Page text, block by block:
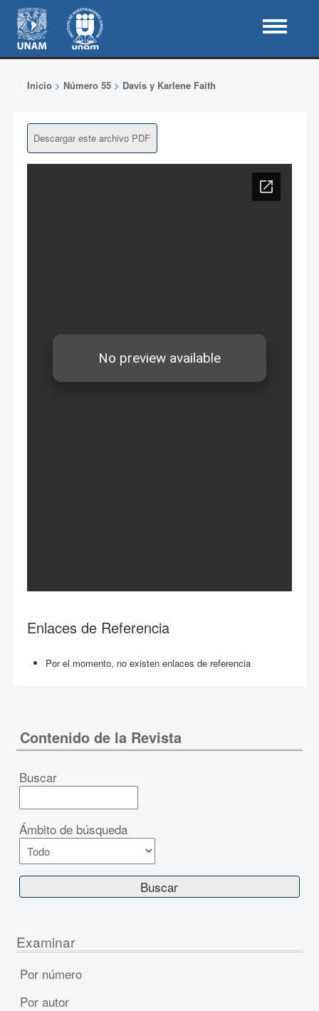
Inicio> Número 55> Davis y Karlene Faith
Descargar este archivo PDF
Enlaces de Referencia
Por el momento, no existen enlaces de referencia
Contenido de la Revista
Buscar
Ámbito de búsqueda
Examinar
Por número
Por autor